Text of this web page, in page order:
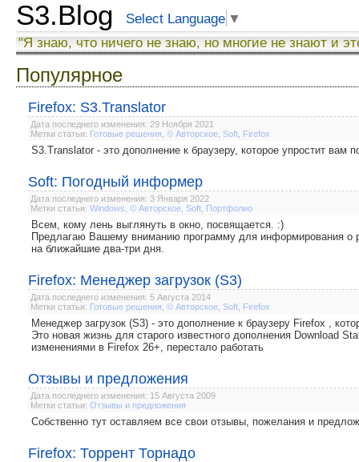
S3.Blog Select Language ▼
"Я знаю, что ничего не знаю, но многие не знают и
Популярное
Firefox: S3.Translator
Дата последнего изменения: 29 Ноября 2021
Метки статьи: Готовые решения © Авторское Soft Firefox
S3.Translator - это дополнение к браузеру, которое упростит вам
Soft: Погодный информер
Дата последнего изменения: 3 Января 2022
Метки статьи: Windows © Авторское Soft Портфолио
Всем, кому лень выглянуть в окно, посвящается. :)
Предлагаю Вашему вниманию программу для информирования о
на ближайшие два-три дня.
Firefox: Менеджер загрузок (S3)
Дата последнего изменения: 5 Августа 2014
Метки статьи: Готовые решения © Авторское Soft Firefox
Менеджер загрузок (S3) - это дополнение к браузеру Firefox ,
Это новая жизнь для старого известного дополнения Download
изменениями в Firefox 26+, перестало работать
Отзывы и предложения
Дата последнего изменения: 15 Августа 2009
Метки статьи: Отзывы и предложения
Собственно тут оставляем все свои отзывы, пожелания и
Firefox: Торрент Торнадо